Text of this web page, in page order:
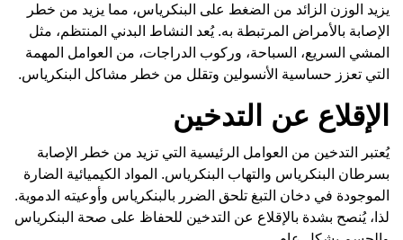
يزيد الوزن الزائد من الضغط على البنكرياس، مما يزيد من خطر
الإصابة بالأمراض المرتبطة به. يُعد النشاط البدني المنتظم، مثل
المشي السريع، السباحة، وركوب الدراجات، من العوامل المهمة
التي تعزز حساسية الأنسولين وتقلل من خطر مشاكل البنكرياس.
الإقلاع عن التدخين
يُعتبر التدخين من العوامل الرئيسية التي تزيد من خطر الإصابة
بسرطان البنكرياس والتهاب البنكرياس. المواد الكيميائية الضارة
الموجودة في دخان التبغ تلحق الضرر بالبنكرياس وأوعيته الدموية.
لذا، يُنصح بشدة بالإقلاع عن التدخين للحفاظ على صحة البنكرياس